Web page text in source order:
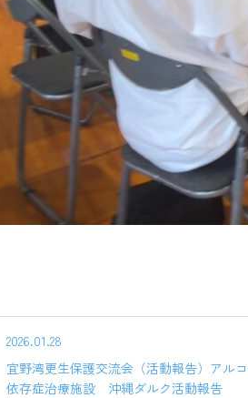
2026.01.28
宜野湾更生保護交流会（活動報告）アル
依存症治療施設 沖縄ダルク活動報告